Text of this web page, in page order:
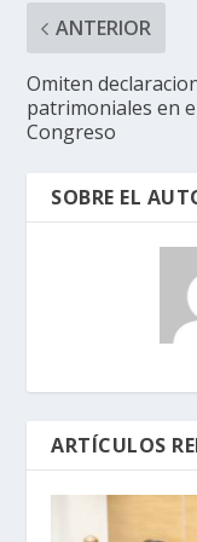
ANTERIOR
Omiten
patrimoniales en
Congreso
SOBRE EL
ARTÍCULOS